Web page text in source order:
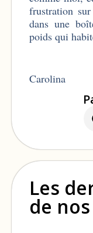
frustration
dans une
poids qui
Carolina
Les
de